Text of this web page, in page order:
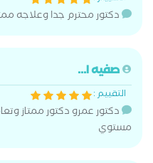
دكتور محترم جدا وعلاجه
صفيه ا...
التقييم :
دكتور عمرو دكتور ممتاز
مستوي